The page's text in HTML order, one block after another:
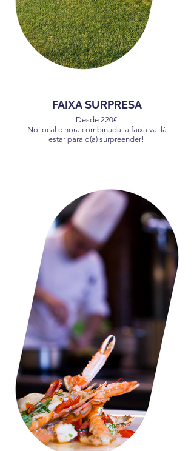
FAIXA SURPRESA
Desde 220€
No local e hora combinada, a faixa vai lá
estar para o(a) surpreender!